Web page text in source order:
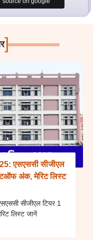
]
एसएससी सीजीएल
अंक, मेरिट लिस्ट
सीजीएल टियर 1
लिस्ट जानें